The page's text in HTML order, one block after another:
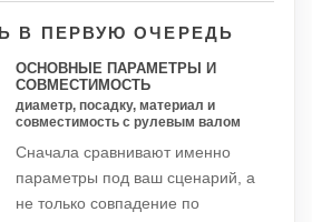
В ПЕРВУЮ ОЧЕРЕДЬ
ОСНОВНЫЕ ПАРАМЕТРЫ И
СОВМЕСТИМОСТЬ
диаметр, посадку, материал и
совместимость с рулевым валом
Сначала сравнивают именно
параметры под ваш сценарий, а
не только совпадение по